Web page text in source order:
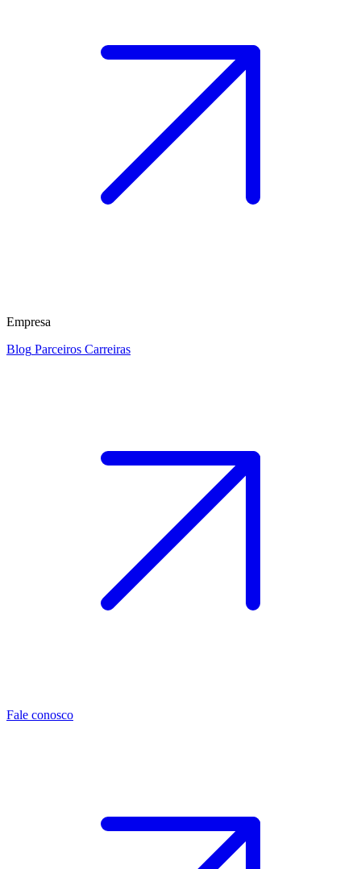
Empresa
Blog Parceiros Carreiras
Fale conosco